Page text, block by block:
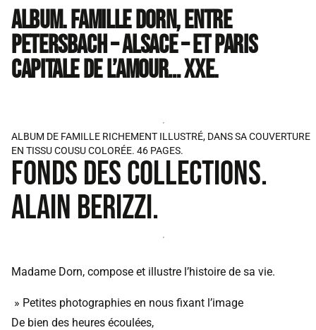
ALBUM. FAMILLE DORN, ENTRE
PETERSBACH – ALSACE – ET PARIS
CAPITALE DE L’AMOUR… XXE.
ALBUM DE FAMILLE RICHEMENT ILLUSTRÉ, DANS SA COUVERTURE
EN TISSU COUSU COLORÉE. 46 PAGES.
FONDS DES COLLECTIONS.
ALAIN BERIZZI.
Madame Dorn, compose et illustre l’histoire de sa vie.
» Petites photographies en nous fixant l’image
De bien des heures écoulées,